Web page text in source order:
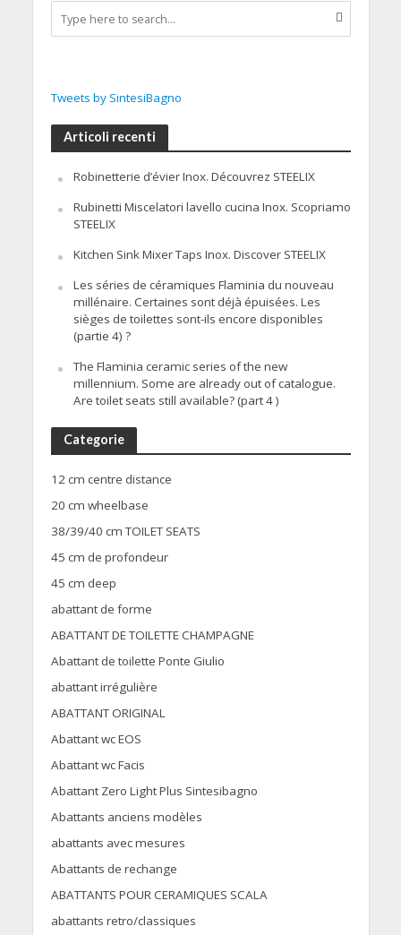
Tweets by SintesiBagno
Articoli recenti
Robinetterie d’évier Inox. Découvrez STEELIX
Rubinetti Miscelatori lavello cucina Inox. Scopriamo
STEELIX
Kitchen Sink Mixer Taps Inox. Discover STEELIX
Les séries de céramiques Flaminia du nouveau
millénaire. Certaines sont déjà épuisées. Les
sièges de toilettes sont-ils encore disponibles
(partie 4) ?
The Flaminia ceramic series of the new
millennium. Some are already out of catalogue.
Are toilet seats still available? (part 4 )
Categorie
12 cm centre distance
20 cm wheelbase
38/39/40 cm TOILET SEATS
45 cm de profondeur
45 cm deep
abattant de forme
ABATTANT DE TOILETTE CHAMPAGNE
Abattant de toilette Ponte Giulio
abattant irrégulière
ABATTANT ORIGINAL
Abattant wc EOS
Abattant wc Facis
Abattant Zero Light Plus Sintesibagno
Abattants anciens modèles
abattants avec mesures
Abattants de rechange
ABATTANTS POUR CERAMIQUES SCALA
abattants retro/classiques